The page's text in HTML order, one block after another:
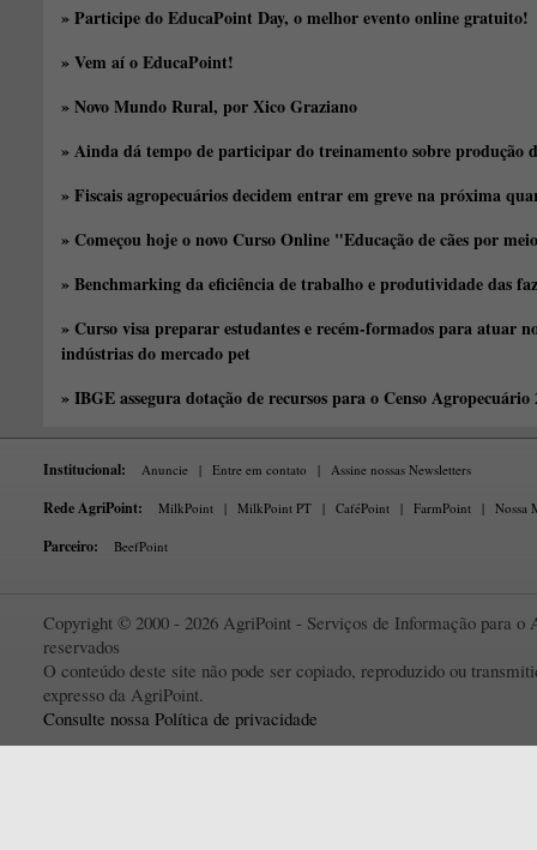
» Participe do EducaPoint Day, o melhor evento online gratuito!
» Vem aí o EducaPoint!
» Novo Mundo Rural, por Xico Graziano
» Ainda dá tempo de participar do treinamento sobre produção
» Fiscais agropecuários decidem entrar em greve na próxima
» Começou hoje o novo Curso Online "Educação de cães por
» Benchmarking da eficiência de trabalho e produtividade das
» Curso visa preparar estudantes e recém-formados para atuar
indústrias do mercado pet
» IBGE assegura dotação de recursos para o Censo Agropecuário
Institucional: Anuncie | Entre em contato | Assine nossas Newsletters
Rede AgriPoint: MilkPoint | MilkPoint PT | CaféPoint | FarmPoint | Nossa
Parceiro: BeefPoint
Copyright © 2000 - 2026 AgriPoint - Serviços de Informação para o
reservados
O conteúdo deste site não pode ser copiado, reproduzido ou
expresso da AgriPoint.
Consulte nossa Política de privacidade